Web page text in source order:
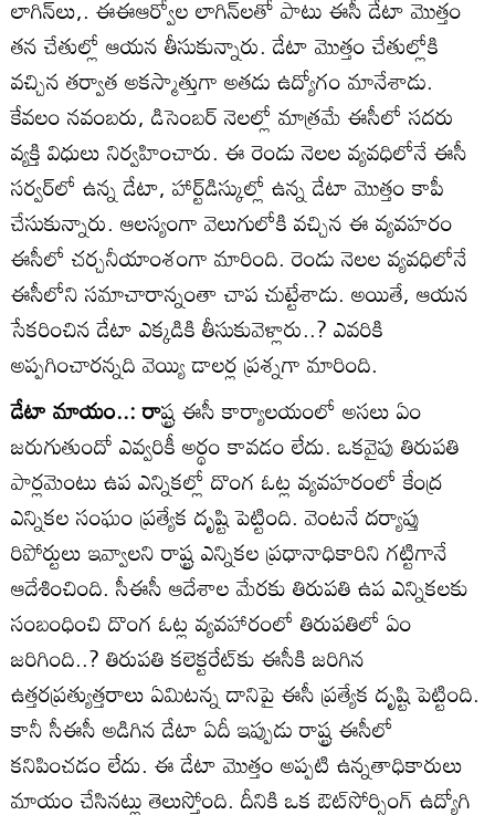
లాగిన్‌లు,. ఈఈఆర్వోల లాగిన్‌లతో పాటు ఈసీ డేటా మొత్తం
తన చేతుల్లో ఆయన తీసుకున్నారు. డేటా మొత్తం చేతుల్లోకి
వచ్చిన తర్వాత అకస్మాత్తుగా అతడు ఉద్యోగం మానేశాడు.
కేవలం నవంబరు, డిసెంబర్‌ నెలల్లో మాత్రమే ఈసీలో సదరు
వ్యక్తి విధులు నిర్వహించారు. ఈ రెండు నెలల వ్యవధిలోనే ఈసీ
సర్వర్‌లో ఉన్న డేటా, హార్ట్‌డిస్కుల్లో ఉన్న డేటా మొత్తం కాపీ
చేసుకున్నారు. ఆలస్యంగా వెలుగులోకి వచ్చిన ఈ వ్యవహరం
ఈసీలో చర్చనీయాంశంగా మారింది. రెండు నెలల వ్యవధిలోనే
ఈసీలోని సమాచారాన్నంతా చాప చుట్టేశాడు. అయితే, ఆయన
సేకరించిన డేటా ఎక్కడికి తీసుకువెళ్లారు..? ఎవరికి
అప్పగించారన్నది వెయ్యి డాలర్ల ప్రశ్నగా మారింది.
డేటా మాయం..: రాష్ట్ర ఈసీ కార్యాలయంలో అసలు ఏం
జరుగుతుందో ఎవ్వరికీ అర్థం కావడం లేదు. ఒకవైపు తిరుపతి
పార్లమెంటు ఉప ఎన్నికల్లో దొంగ ఓట్ల వ్యవహరంలో కేంద్ర
ఎన్నికల సంఘం ప్రత్యేక దృష్టి పెట్టింది. వెంటనే దర్యాప్తు
రిపోర్టులు ఇవ్వాలని రాష్ట్ర ఎన్నికల ప్రధానాధికారిని గట్టిగానే
ఆదేశించింది. సీఈసీ ఆదేశాల మేరకు తిరుపతి ఉప ఎన్నికలకు
సంబంధించి దొంగ ఓట్ల వ్యవహారంలో తిరుపతిలో ఏం
జరిగింది..? తిరుపతి కలెక్టరేట్‌కు ఈసీకి జరిగిన
ఉత్తరప్రత్యుత్తరాలు ఏమిటన్న దానిపై ఈసీ ప్రత్యేక దృష్టి పెట్టింది.
కానీ సీఈసీ అడిగిన డేటా ఏదీ ఇప్పుడు రాష్ట్ర ఈసీలో
కనిపించడం లేదు. ఈ డేటా మొత్తం అప్పటి ఉన్నతాధికారులు
మాయం చేసినట్లు తెలుస్తోంది. దీనికి ఒక ఔట్‌సోర్సింగ్‌ ఉద్యోగి